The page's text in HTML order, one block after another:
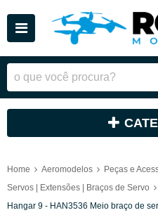
Home Aeromodelos
Peças e
Servos | Extensões | Braços de Servo
Hangar 9 - HAN3536 Meio braço de